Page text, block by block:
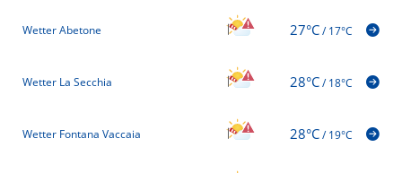
Wetter Abetone 27°C/17°C
Wetter La Secchia 28°C/18°C
Wetter Fontana Vaccaia 28°C/19°C